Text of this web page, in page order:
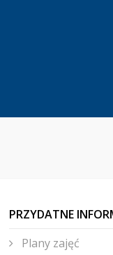
PRZYDATNE
Plany zajęć